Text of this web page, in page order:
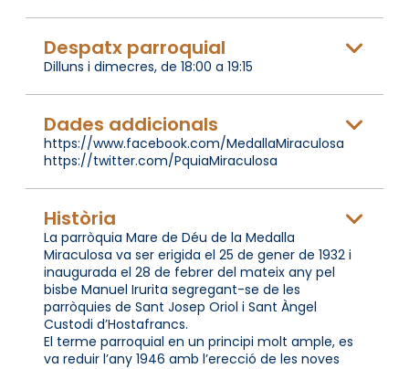
Despatx parroquial
Dilluns i dimecres, de 18:00 a 19:15
Dades addicionals
https://www.facebook.com/MedallaMiraculosa
https://twitter.com/PquiaMiraculosa
Història
La parròquia Mare de Déu de la Medalla
Miraculosa va ser erigida el 25 de gener de 1932 i
inaugurada el 28 de febrer del mateix any pel
bisbe Manuel Irurita segregant-se de les
parròquies de Sant Josep Oriol i Sant Àngel
Custodi d’Hostafrancs.
El terme parroquial en un principi molt ample, es
va reduir l’any 1946 amb l’erecció de les noves